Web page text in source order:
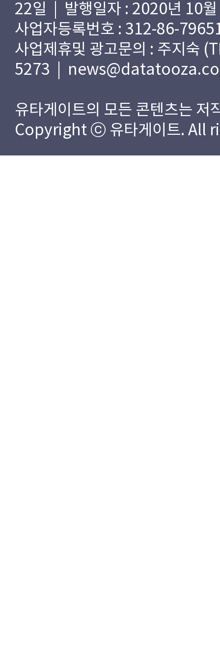
22일 | 발행일자 : 2020년 10
사업자등록번호 : 312-86-
사업제휴및 광고문의 : 주지숙
5273 |
유타게이트의 모든 콘텐츠는 저
Copyright ⓒ 유타게이트. All